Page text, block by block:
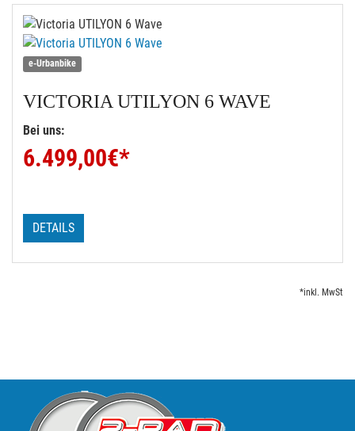
e-Urbanbike
VICTORIA UTILYON 6 WAVE
Bei uns:
6.499,00€*
DETAILS
*inkl. MwSt